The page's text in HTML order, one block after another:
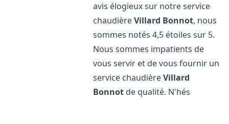
avis élogieux sur notre service
chaudièreVillard Bonnot, nous
sommes notés 4,5 étoiles sur 5.
Nous sommes impatients de
vous servir et de vous fournir un
service chaudièreVillard
Bonnot de qualité. N'hés